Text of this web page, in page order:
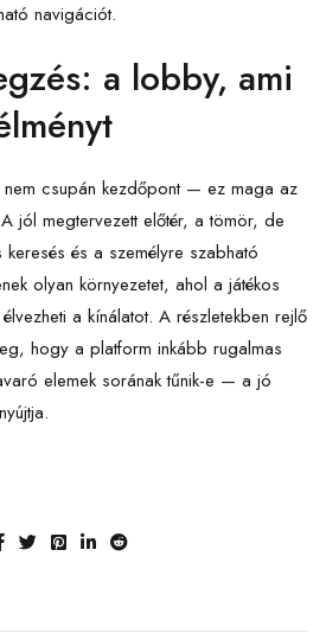
navigációt.
a lobby, ami
csupán kezdőpont — ez maga az
jól megtervezett előtér, a tömör, de
és a személyre szabható
olyan környezetet, ahol a játékos
a kínálatot. A részletekben rejlő
hogy a platform inkább rugalmas
elemek sorának tűnik-e — a jó